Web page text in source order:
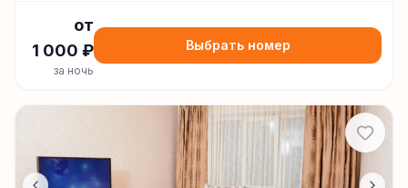
от
1 000 ₽
за ночь
Выбрать номер